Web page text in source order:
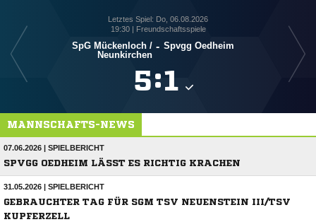
Letztes Spiel: Do, 06.08.2026
19:30 | Freundschaftsspiele
SpG Mückenloch /​
Neunkirchen
- Spvgg Oedheim
:
MANNSCHAFTS-NEWS
07.06.2026 | SPIELBERICHT
SPVGG OEDHEIM LÄSST ES RICHTIG KRACHEN
31.05.2026 | SPIELBERICHT
GEBRAUCHTER TAG FÜR SGM TSV NEUENSTEIN III/TSV
KUPFERZELL